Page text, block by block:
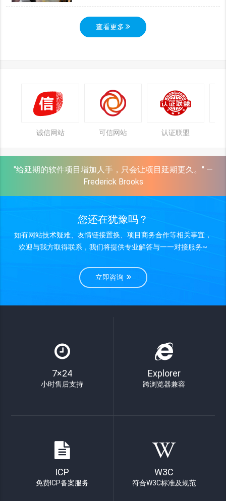
查看更多
诚信网站 可信网站 认证联盟
"给延期的软件项目增加人手，只会让项目延期更久。" —
Frederick Brooks
您还在犹豫吗？
如有网站技术疑难、友情链接置换、项目商务合作等相关事宜，
欢迎与我方取得联系，我们将提供专业解答与一一对接服务~
立即咨询
7×24
小时售后支持
Explorer
跨浏览器兼容
ICP
免费ICP备案服务
W3C
符合W3C标准及规范